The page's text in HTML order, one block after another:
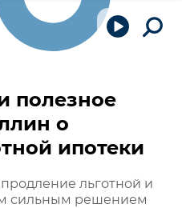
полезное
о
ипотеки
льготной и
сильным решением